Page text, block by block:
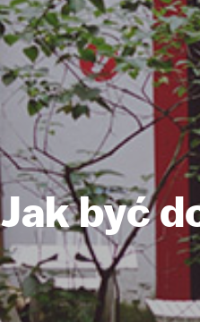
Jak być